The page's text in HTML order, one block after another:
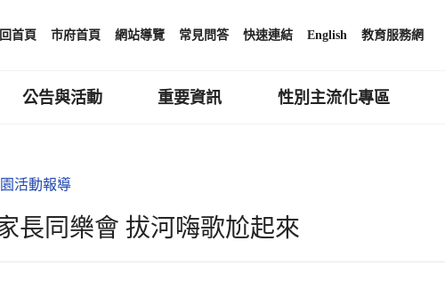
回首頁 市府首頁 網站導覽 常見問答 快速連結 English 教育服務網
公告與活動 重要資訊 性別主流化專區
活動報導
長同樂會 拔河嗨歌尬起來